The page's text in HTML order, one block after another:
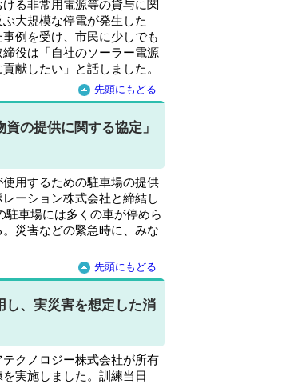
る非常用電源等の貸与に関
大規模な停電が発生した
例を受け、市民に少しでも
役は「自社のソーラー電源
献したい」と話しました。
先頭にもどる
の提供に関する協定」
用するための駐車場の提供
ーション株式会社と締結し
駐車場には多くの車が停めら
災害などの緊急時に、みな
先頭にもどる
し、実災害を想定した消
クノロジー株式会社が所有
実施しました。訓練当日